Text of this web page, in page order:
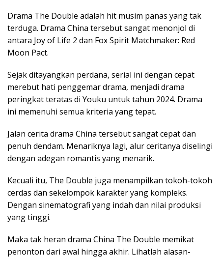
Drama The Double adalah hit musim panas yang tak
terduga. Drama China tersebut sangat menonjol di
antara Joy of Life 2 dan Fox Spirit Matchmaker: Red
Moon Pact.
Sejak ditayangkan perdana, serial ini dengan cepat
merebut hati penggemar drama, menjadi drama
peringkat teratas di Youku untuk tahun 2024. Drama
ini memenuhi semua kriteria yang tepat.
Jalan cerita drama China tersebut sangat cepat dan
penuh dendam. Menariknya lagi, alur ceritanya diselingi
dengan adegan romantis yang menarik.
Kecuali itu, The Double juga menampilkan tokoh-tokoh
cerdas dan sekelompok karakter yang kompleks.
Dengan sinematografi yang indah dan nilai produksi
yang tinggi.
Maka tak heran drama China The Double memikat
penonton dari awal hingga akhir. Lihatlah alasan-